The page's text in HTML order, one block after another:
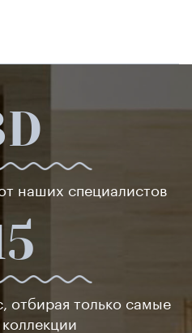
наших специалистов
отбирая только самые